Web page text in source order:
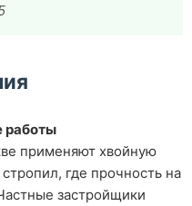
работы
применяют хвойную
где прочность на
застройщики